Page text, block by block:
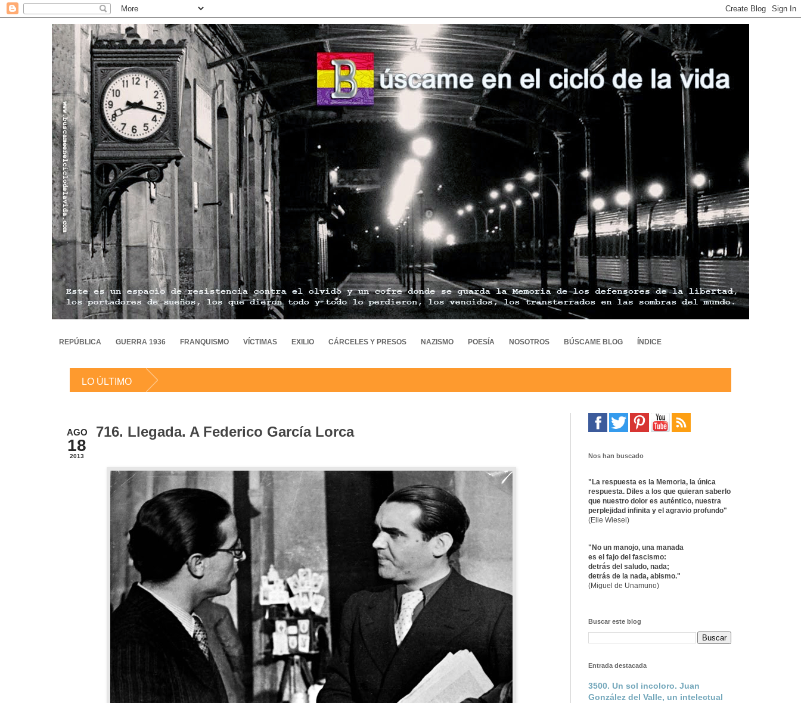
REPÚBLICA GUERRA 1936 FRANQUISMO VÍCTIMAS EXILIO CÁRCELES Y PRESOS NAZISMO POESÍA NOSOTROS BÚSCAME BLOG ÍNDICE
LO ÚLTIMO
AGO
18
2013
716. Llegada. A Federico García Lorca
Nos han buscado
"La respuesta es la Memoria, la única
respuesta. Diles a los que quieran saberlo
que nuestro dolor es auténtico, nuestra
perplejidad infinita y el agravio profundo"
(Elie Wiesel)
"No un manojo, una manada
es el fajo del fascismo:
detrás del saludo, nada;
detrás de la nada, abismo."
(Miguel de Unamuno)
Buscar este blog
Entrada destacada
3500. Un sol incoloro. Juan
González del Valle, un intelectual